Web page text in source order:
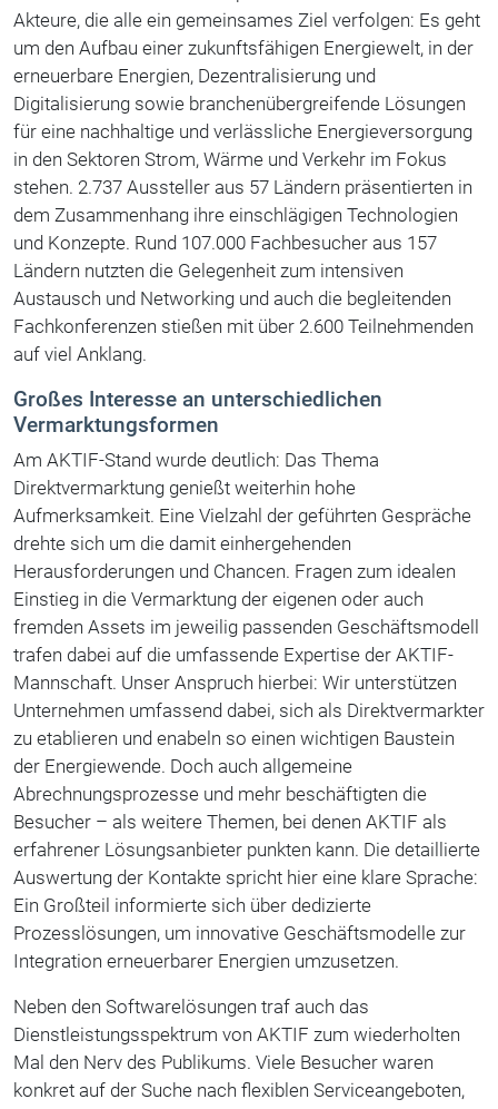
Akteure, die alle ein gemeinsames Ziel verfolgen: Es geht
um den Aufbau einer zukunftsfähigen Energiewelt, in der
erneuerbare Energien, Dezentralisierung und
Digitalisierung sowie branchenübergreifende Lösungen
für eine nachhaltige und verlässliche Energieversorgung
in den Sektoren Strom, Wärme und Verkehr im Fokus
stehen. 2.737 Aussteller aus 57 Ländern präsentierten in
dem Zusammenhang ihre einschlägigen Technologien
und Konzepte. Rund 107.000 Fachbesucher aus 157
Ländern nutzten die Gelegenheit zum intensiven
Austausch und Networking und auch die begleitenden
Fachkonferenzen stießen mit über 2.600 Teilnehmenden
auf viel Anklang.
Großes Interesse an unterschiedlichen
Vermarktungsformen
Am AKTIF-Stand wurde deutlich: Das Thema
Direktvermarktung genießt weiterhin hohe
Aufmerksamkeit. Eine Vielzahl der geführten Gespräche
drehte sich um die damit einhergehenden
Herausforderungen und Chancen. Fragen zum idealen
Einstieg in die Vermarktung der eigenen oder auch
fremden Assets im jeweilig passenden Geschäftsmodell
trafen dabei auf die umfassende Expertise der AKTIF-
Mannschaft. Unser Anspruch hierbei: Wir unterstützen
Unternehmen umfassend dabei, sich als Direktvermarkter
zu etablieren und enabeln so einen wichtigen Baustein
der Energiewende. Doch auch allgemeine
Abrechnungsprozesse und mehr beschäftigten die
Besucher – als weitere Themen, bei denen AKTIF als
erfahrener Lösungsanbieter punkten kann. Die detaillierte
Auswertung der Kontakte spricht hier eine klare Sprache:
Ein Großteil informierte sich über dedizierte
Prozesslösungen, um innovative Geschäftsmodelle zur
Integration erneuerbarer Energien umzusetzen.
Neben den Softwarelösungen traf auch das
Dienstleistungsspektrum von AKTIF zum wiederholten
Mal den Nerv des Publikums. Viele Besucher waren
konkret auf der Suche nach flexiblen Serviceangeboten,